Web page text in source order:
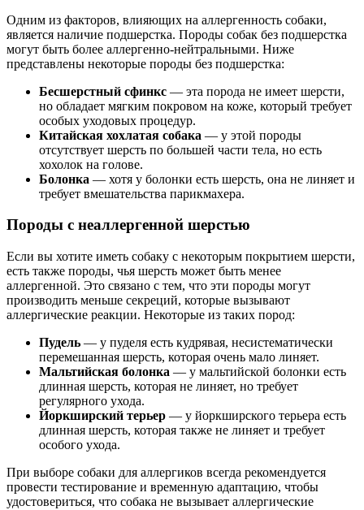
Одним из факторов, влияющих на аллергенность собаки,
является наличие подшерстка. Породы собак без подшерстка
могут быть более аллергенно-нейтральными. Ниже
представлены некоторые породы без подшерстка:
Бесшерстный сфинкс — эта порода не имеет шерсти,
но обладает мягким покровом на коже, который требует
особых уходовых процедур.
Китайская хохлатая собака — у этой породы
отсутствует шерсть по большей части тела, но есть
хохолок на голове.
Болонка — хотя у болонки есть шерсть, она не линяет и
требует вмешательства парикмахера.
Породы с неаллергенной шерстью
Если вы хотите иметь собаку с некоторым покрытием шерсти,
есть также породы, чья шерсть может быть менее
аллергенной. Это связано с тем, что эти породы могут
производить меньше секреций, которые вызывают
аллергические реакции. Некоторые из таких пород:
Пудель — у пуделя есть кудрявая, несистематически
перемешанная шерсть, которая очень мало линяет.
Мальтийская болонка — у мальтийской болонки есть
длинная шерсть, которая не линяет, но требует
регулярного ухода.
Йоркширский терьер — у йоркширского терьера есть
длинная шерсть, которая также не линяет и требует
особого ухода.
При выборе собаки для аллергиков всегда рекомендуется
провести тестирование и временную адаптацию, чтобы
удостовериться, что собака не вызывает аллергические